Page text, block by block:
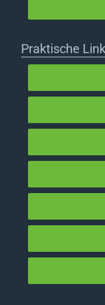
Praktische